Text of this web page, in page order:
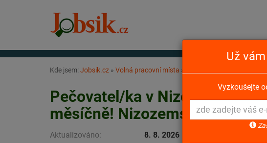
Kde jsem:Jobsik.cz » Volná pracovní místa »
Pečovatel/ka v Nizozemsku s
měsíčně! Nizozemsko
Aktualizováno:
8. 8. 2026
Už
Vyzkoušejte